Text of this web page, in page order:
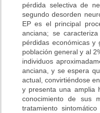
pérdida selectiva de
segundo desorden
EP es el principal
anciana; se
pérdidas económicas y
población general y al
individuos
anciana, y se espera
actual, convirtiéndose
y presenta una amplia
conocimiento de sus
tratamiento